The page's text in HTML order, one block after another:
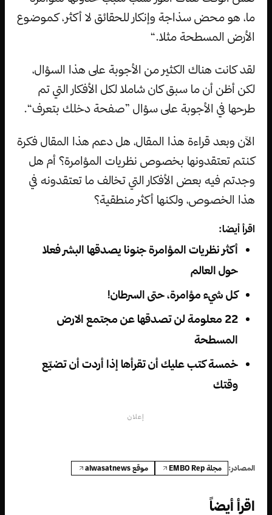
ما، هو محض سذاجة وإنكار للحقائق لا أكثر، كموضوع
الأرض المسطحة مثلا.“
لقد كانت هناك الكثير من الأجوبة على هذا السؤال،
لكن أظن أن ما سبق كان شاملا لكل الأفكار التي تم
طرحها في الأجوبة على سؤال ”صفحة دخلك بتعرف“.
الآن وبعد قراءة هذا المقال، هل دعم هذا المقال فكرة
كنتم تعتقدونها بخصوص نظريات المؤامرة؟ أم هل
وجدتم فيه بعض الأفكار التي تخالف ما تعتقدونه في
هذا الخصوص، ولكنها أكثر منطقية؟
اقرأ أيضا:
أكثر نظريات المؤامرة جنونا يصدقها البشر فعلا
حول العالم
كل شيء مؤامرة، حتى السرطان!
22 معلومة لن تصدقها عن مجتمع الارض
المسطحة
خمسة كتب عليك أن تقرأها إذا أردت أن تضيّع
وقتك
إعلان
المصادر: مجلة EMBO Rep موقع alwasatnews
اقرأ أيضاً